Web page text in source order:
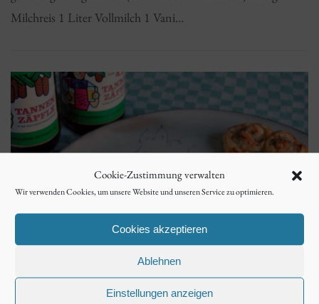
Cookie-Zustimmung verwalten
Wir verwenden Cookies, um unsere Website und unseren Service zu optimieren.
Cookies akzeptieren
Ablehnen
Einstellungen anzeigen
Milchreis 1 Liter Vollmilch 1 Vani…